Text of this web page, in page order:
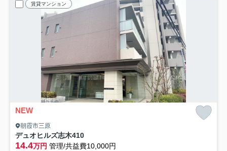
賃貸マンション
NEW
朝霞市三原
デュオヒルズ志木410
14.4万円 管理/共益費10,000円